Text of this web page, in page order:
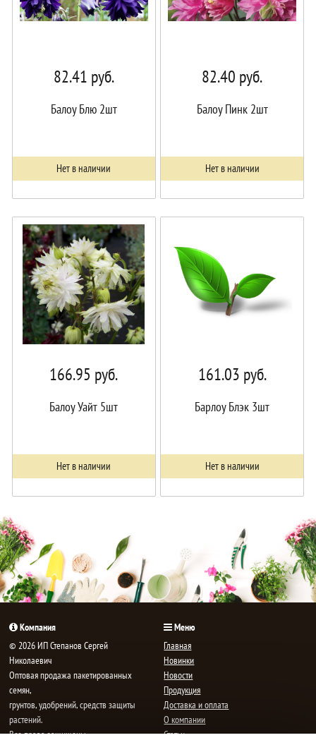
82.41 руб.
Балоу Блю 2шт
Нет в наличии
82.40 руб.
Балоу Пинк 2шт
Нет в наличии
166.95 руб.
Балоу Уайт 5шт
Нет в наличии
161.03 руб.
Барлоу Блэк 3шт
Нет в наличии
Компания
© 2026 ИП Степанов Сергей
Николаевич
Oптовая продажа пакетированных
семян,
грунтов, удобрений, средств защиты
растений.
Все права защищены.
Меню
Главная
Новинки
Новости
Продукция
Доставка и оплата
О компании
Статьи